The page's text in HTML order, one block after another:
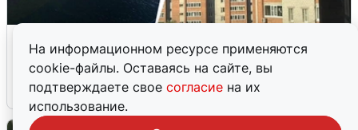
На информационном ресурсе применяются
cookie-файлы. Оставаясь на сайте, вы
подтверждаете свое согласие на их
использование.
попадания и последствия
6 августа 0